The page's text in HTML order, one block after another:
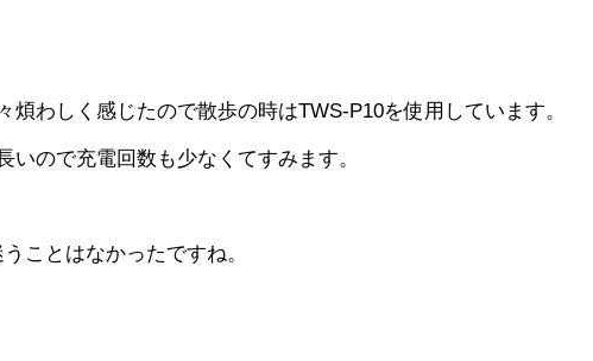
わしく感じたので散歩の時はTWS-P10を使用しています。
ので充電回数も少なくてすみます。
ことはなかったですね。